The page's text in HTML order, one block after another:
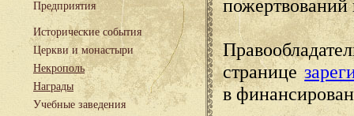
Предприятия
Исторические события
Церкви и монастыри
Некрополь
Награды
Учебные заведения
пожертвований
странице
в